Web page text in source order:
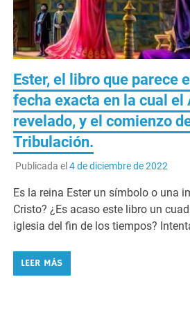
Ester, el libro que parece
fecha exacta en la cual el
revelado, y el comienzo
Tribulación.
Publicada el 4 de diciembre de 2022
Es la reina Ester un símbolo o una
Cristo? ¿Es acaso este libro un
iglesia del fin de los tiempos?
LEER MÁS